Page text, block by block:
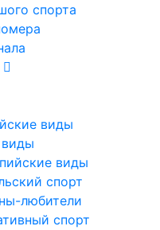
спорта
виды
виды
спорт
любители
спорт